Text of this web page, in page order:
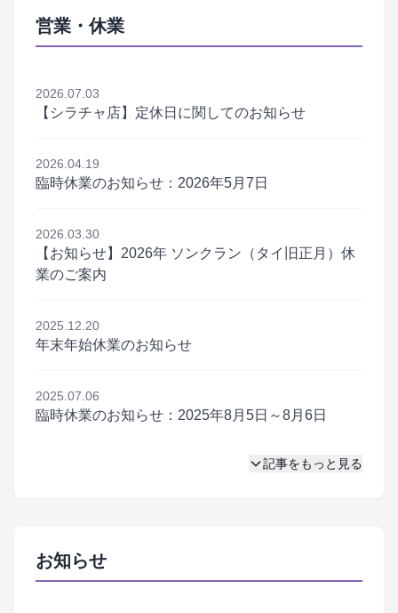
営業・休業
2026.07.03
【シラチャ店】定休日に関してのお知らせ
2026.04.19
臨時休業のお知らせ：2026年5月7日
2026.03.30
【お知らせ】2026年 ソンクラン（タイ旧正月）休
業のご案内
2025.12.20
年末年始休業のお知らせ
2025.07.06
臨時休業のお知らせ：2025年8月5日～8月6日
記事をもっと見る
お知らせ